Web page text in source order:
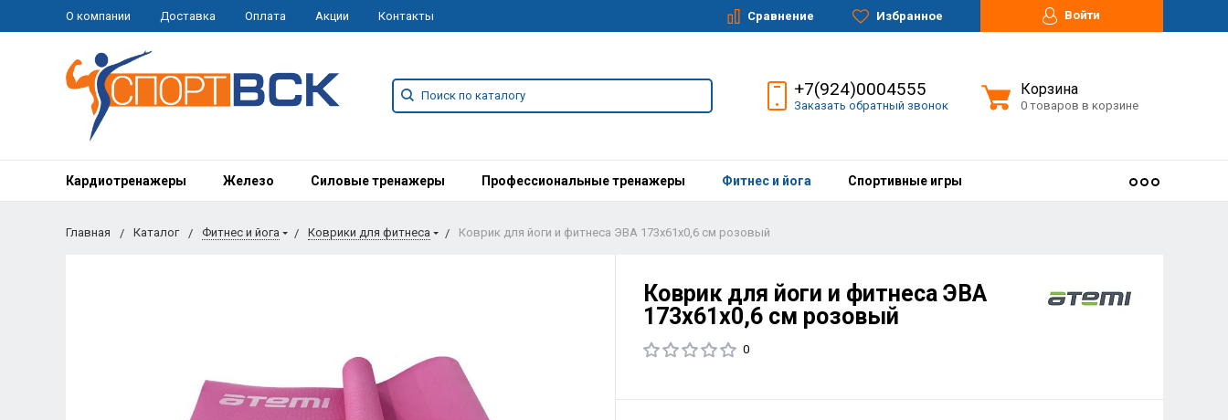
О компании Доставка Оплата Акции Контакты Сравнение Избранное Войти
+7(924)0004555
Заказать обратный звонок
Корзина
0 товаров в корзине
Кардиотренажеры Железо Силовые тренажеры Профессиональные тренажеры Фитнес и йога Спортивные игры
Главная Каталог Фитнес и йога Коврики для фитнеса Коврик для йоги и фитнеса ЭВА 173х61х0,6 см розовый
Коврик для йоги и фитнеса ЭВА
173х61х0,6 см розовый
0